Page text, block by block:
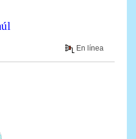
En línea